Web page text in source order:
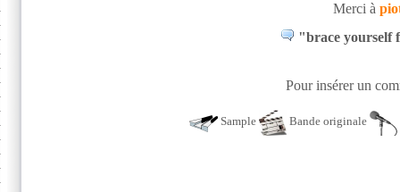
Merci à
"brace yourself
Pour insérer un
Sample Bande originale